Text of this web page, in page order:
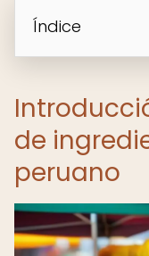
Índice
de
peruano